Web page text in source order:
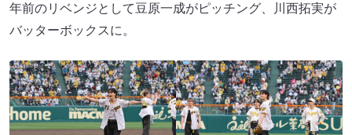
年前のリベンジとして豆原一成がピッチング、川西拓実が
バッターボックスに。